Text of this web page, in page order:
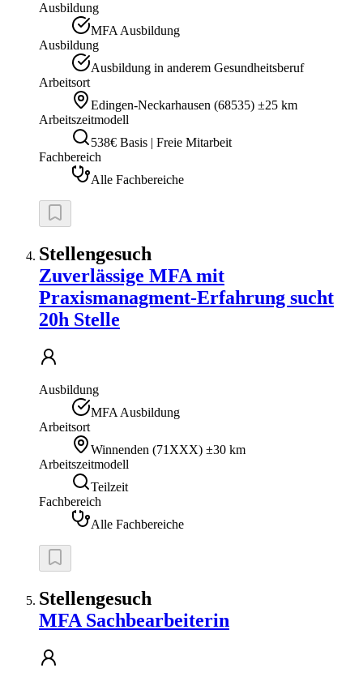
Ausbildung
MFA Ausbildung
Ausbildung
Ausbildung in anderem Gesundheitsberuf
Arbeitsort
Edingen-Neckarhausen (68535) ±25 km
Arbeitszeitmodell
538€ Basis | Freie Mitarbeit
Fachbereich
Alle Fachbereiche
Stellengesuch
Zuverlässige MFA mit
Praxismanagment-Erfahrung sucht
20h Stelle
Ausbildung
MFA Ausbildung
Arbeitsort
Winnenden (71XXX) ±30 km
Arbeitszeitmodell
Teilzeit
Fachbereich
Alle Fachbereiche
Stellengesuch
MFA Sachbearbeiterin